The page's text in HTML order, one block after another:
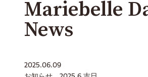
Mariebelle
News
2025.06.09